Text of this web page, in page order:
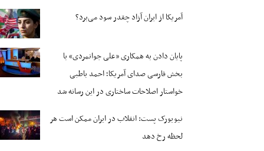
آمریکا از ایران آزاد چقدر سود می‌برد؟
پایان دادن به همکاری «علی جوانمردی» با
بخش فارسی صدای آمریکا؛ احمد باطبی
خواستار اصلاحات ساختاری در این رسانه شد
نیویورک پست: انقلاب در ایران ممکن است هر
لحظه رخ دهد